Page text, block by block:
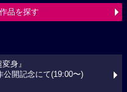
品を探す
身』
公開記念にて(19:00〜)